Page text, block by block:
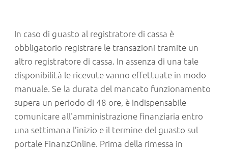
In caso di guasto al registratore di cassa è
obbligatorio registrare le transazioni tramite un
altro registratore di cassa. In assenza di una tale
disponibilità le ricevute vanno effettuate in modo
manuale. Se la durata del mancato funzionamento
supera un periodo di 48 ore, è indispensabile
comunicare all'amministrazione finanziaria entro
una settimana l’inizio e il termine del guasto sul
portale FinanzOnline. Prima della rimessa in